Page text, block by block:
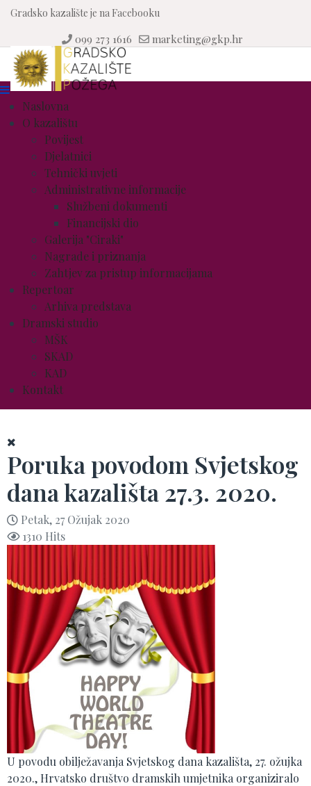
Gradsko kazalište je na Facebooku
099 273 1616 marketing@gkp.hr
Naslovna
O kazalištu
Povijest
Djelatnici
Tehnički uvjeti
Administrativne informacije
Službeni dokumenti
Financijski dio
Galerija "Ciraki"
Nagrade i priznanja
Zahtjev za pristup informacijama
Repertoar
Arhiva predstava
Dramski studio
MŠK
SKAD
KAD
Kontakt
Poruka povodom Svjetskog
dana kazališta 27.3. 2020.
Petak, 27 Ožujak 2020
1310 Hits
U povodu obilježavanja Svjetskog dana kazališta, 27. ožujka
2020., Hrvatsko društvo dramskih umjetnika organiziralo